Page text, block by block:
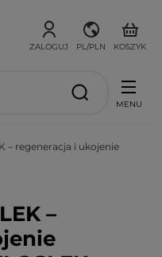
ZALOGUJ PL/PLN KOSZYK
MENU
– regeneracja i ukojenie
–